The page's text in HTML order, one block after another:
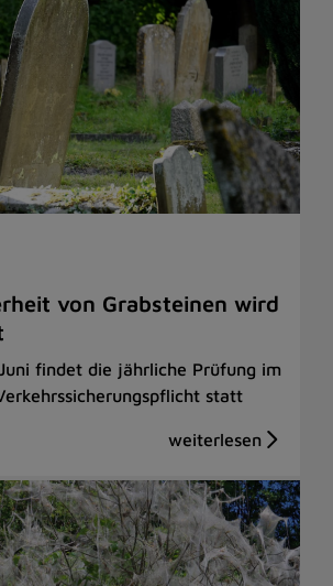
von Grabsteinen wird
findet die jährliche Prüfung im
statt